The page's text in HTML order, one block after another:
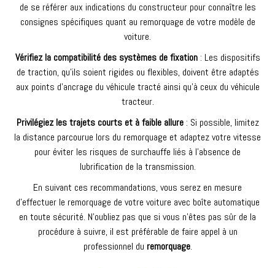
de se référer aux indications du constructeur pour connaître les
consignes spécifiques quant au remorquage de votre modèle de
voiture.
Vérifiez la compatibilité des systèmes de fixation: Les dispositifs
de traction, qu’ils soient rigides ou flexibles, doivent être adaptés
aux points d’ancrage du véhicule tracté ainsi qu’à ceux du véhicule
tracteur.
Privilégiez les trajets courts et à faible allure: Si possible, limitez
la distance parcourue lors du remorquage et adaptez votre vitesse
pour éviter les risques de surchauffe liés à l’absence de
lubrification de la transmission.
En suivant ces recommandations, vous serez en mesure
d’effectuer le remorquage de votre voiture avec boîte automatique
en toute sécurité. N’oubliez pas que si vous n’êtes pas sûr de la
procédure à suivre, il est préférable de faire appel à un
professionnel du remorquage.